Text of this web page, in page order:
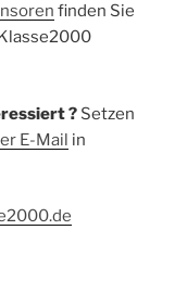
finden Sie
? Setzen
E-Mail in